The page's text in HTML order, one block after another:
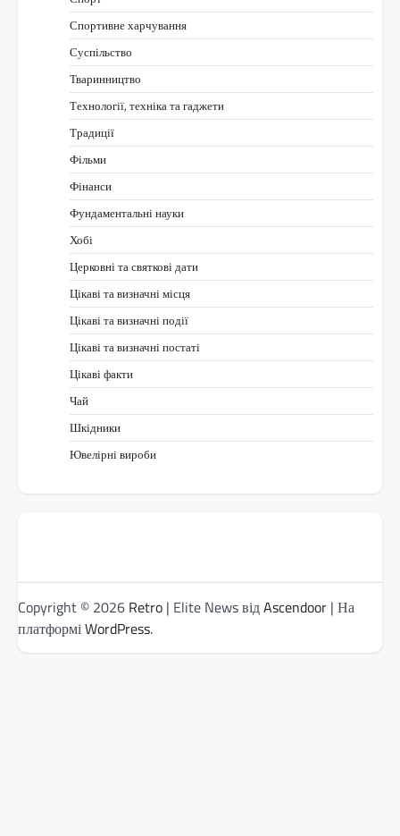
Спортивне харчування
Суспільство
Тваринництво
Технології, техніка та гаджети
Традиції
Фільми
Фінанси
Фундаментальні науки
Хобі
Церковні та святкові дати
Цікаві та визначні місця
Цікаві та визначні події
Цікаві та визначні постаті
Цікаві факти
Чай
Шкідники
Ювелірні вироби
Copyright © 2026 Retro | Elite News відAscendoor | На
платформіWordPress.